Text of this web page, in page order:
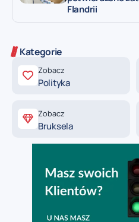
Flandrii
Kategorie
Zobacz
Polityka
Zobacz
Bruksela